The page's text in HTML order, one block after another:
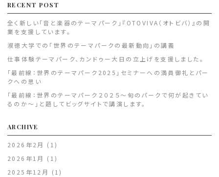
RECENT POST
全く新しい「音と楽器のテーマパーク」『OTOVIVA（オトビバ）』の開
業を支援しています。
淑徳大学での「世界のテーマパークの最新動向」の講義
仕事体験テーマパーク、カンドゥー大日の立上げを支援しました。
「最前線：世界のテーマパーク2025」セミナーへの満員御礼とパー
クへの思い
「最前線：世界のテーマパーク２０２５～旬のパークで何が起きてい
るのか～」と題してビッグサイトで講演します。
ARCHIVE
2026年2月
(1)
2026年1月
(1)
2025年12月
(1)